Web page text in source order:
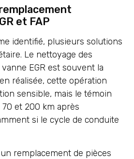
et FAP
identifié, plusieurs solutions
Le nettoyage des
EGR est souvent la
réalisée, cette opération
sensible, mais le témoin
et 200 km après
si le cycle de conduite
remplacement de pièces